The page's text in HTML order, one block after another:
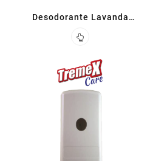
Desodorante Lavanda
Ambiental 5 L